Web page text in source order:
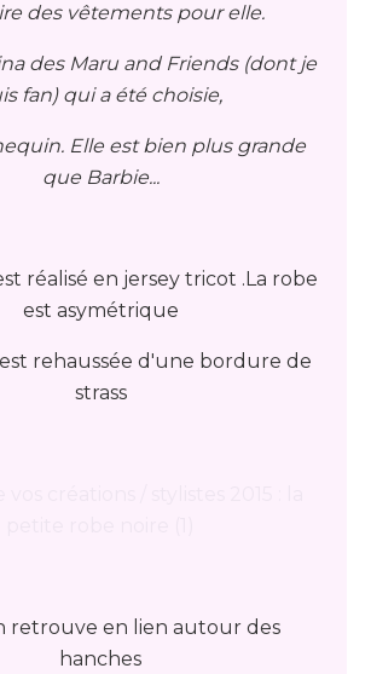
des vêtements pour elle.
des Maru and Friends (dont je
fan) qui a été choisie,
Elle est bien plus grande
que Barbie...
réalisé en jersey tricot .La robe
est asymétrique
rehaussée d'une bordure de
strass
retrouve en lien autour des
hanches